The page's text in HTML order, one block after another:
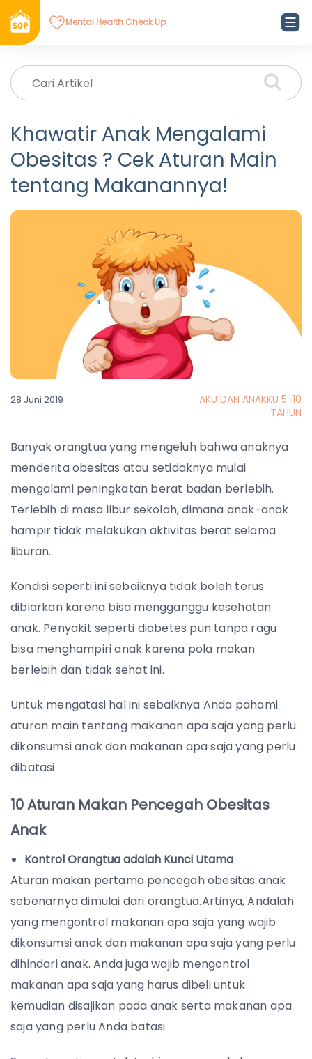
Mental Health Check Up
Khawatir Anak Mengalami
Obesitas ? Cek Aturan Main
tentang Makanannya!
28 Juni 2019
AKU DAN ANAKKU 5-10
TAHUN
Banyak orangtua yang mengeluh bahwa anaknya
menderita obesitas atau setidaknya mulai
mengalami peningkatan berat badan berlebih.
Terlebih di masa libur sekolah, dimana anak-anak
hampir tidak melakukan aktivitas berat selama
liburan.
Kondisi seperti ini sebaiknya tidak boleh terus
dibiarkan karena bisa mengganggu kesehatan
anak. Penyakit seperti diabetes pun tanpa ragu
bisa menghampiri anak karena pola makan
berlebih dan tidak sehat ini.
Untuk mengatasi hal ini sebaiknya Anda pahami
aturan main tentang makanan apa saja yang perlu
dikonsumsi anak dan makanan apa saja yang perlu
dibatasi.
10 Aturan Makan Pencegah Obesitas
Anak
Kontrol Orangtua adalah Kunci Utama
Aturan makan pertama pencegah obesitas anak
sebenarnya dimulai dari orangtua.Artinya, Andalah
yang mengontrol makanan apa saja yang wajib
dikonsumsi anak dan makanan apa saja yang perlu
dihindari anak. Anda juga wajib mengontrol
makanan apa saja yang harus dibeli untuk
kemudian disajikan pada anak serta makanan apa
saja yang perlu Anda batasi.